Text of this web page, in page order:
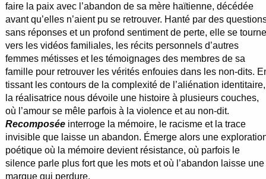
faire la paix avec l’abandon de sa mère haïtienne, décédée
avant qu’elles n’aient pu se retrouver. Hanté par des
sans réponses et un profond sentiment de perte, elle se tourne
vers les vidéos familiales, les récits personnels d’autres
femmes métisses et les témoignages des membres de sa
famille pour retrouver les vérités enfouies dans les non-dits.
tissant les contours de la complexité de l’aliénation identitaire,
la réalisatrice nous dévoile une histoire à plusieurs couches,
où l’amour se mêle parfois à la violence et au non-dit.
Recomposéeinterroge la mémoire, le racisme et la trace
invisible que laisse un abandon. Émerge alors une
poétique où la mémoire devient résistance, où parfois le
silence parle plus fort que les mots et où l’abandon laisse une
marque qui perdure.